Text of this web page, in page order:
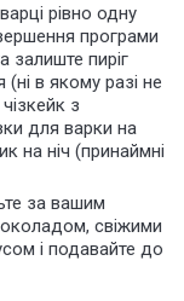
рівно одну
програми
залиште пиріг
в якому разі не
з
для варки на
на ніч (принаймні
за вашим
свіжими
і подавайте до